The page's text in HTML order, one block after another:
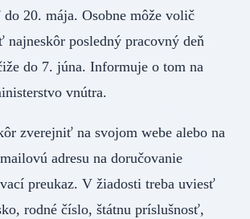
20. mája. Osobne môže volič
najneskôr posledný pracovný deň
do 7. júna. Informuje o tom na
vnútra.
zverejniť na svojom webe alebo na
adresu na doručovanie
preukaz. V žiadosti treba uviesť
rodné číslo, štátnu príslušnosť,